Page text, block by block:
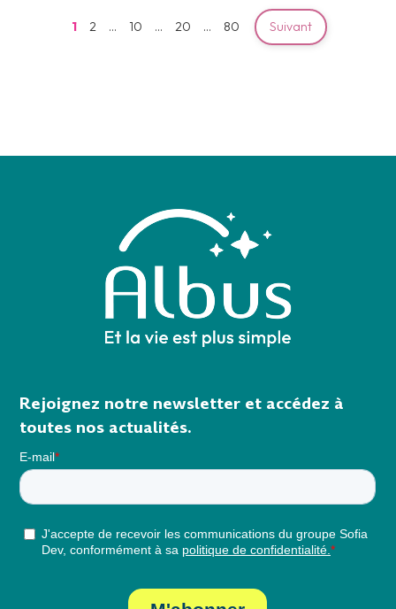
1 2 … 10 … 20 … 80 Suivant
Rejoignez notre newsletter et accédez à
toutes nos actualités.